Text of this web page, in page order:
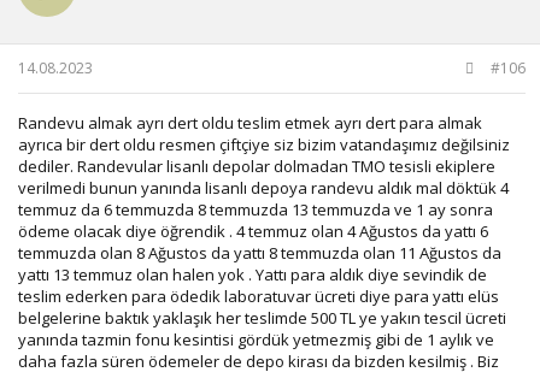
14.08.2023 #106
Randevu almak ayrı dert oldu teslim etmek ayrı dert para almak
ayrıca bir dert oldu resmen çiftçiye siz bizim vatandaşımız değilsiniz
dediler. Randevular lisanlı depolar dolmadan TMO tesisli ekiplere
verilmedi bunun yanında lisanlı depoya randevu aldık mal döktük 4
temmuz da 6 temmuzda 8 temmuzda 13 temmuzda ve 1 ay sonra
ödeme olacak diye öğrendik . 4 temmuz olan 4 Ağustos da yattı 6
temmuzda olan 8 Ağustos da yattı 8 temmuzda olan 11 Ağustos da
yattı 13 temmuz olan halen yok . Yattı para aldık diye sevindik de
teslim ederken para ödedik laboratuvar ücreti diye para yattı elüs
belgelerine baktık yaklaşık her teslimde 500 TL ye yakın tescil ücreti
yanında tazmin fonu kesintisi gördük yetmezmiş gibi de 1 aylık ve
daha fazla süren ödemeler de depo kirası da bizden kesilmiş . Biz